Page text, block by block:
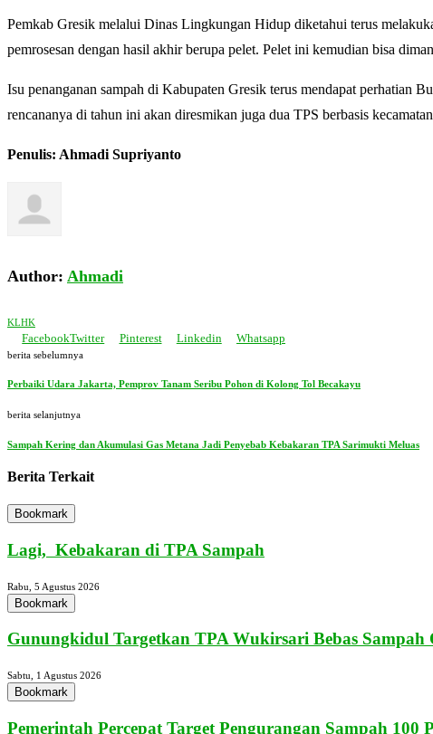
Pemkab Gresik melalui Dinas Lingkungan Hidup diketahui terus
pemrosesan dengan hasil akhir berupa pelet. Pelet ini kemudian bisa
Isu penanganan sampah di Kabupaten Gresik terus mendapat perhatian
rencananya di tahun ini akan diresmikan juga dua TPS berbasis
Penulis: Ahmadi Supriyanto
Author: Ahmadi
KLHK
FacebookTwitter Pinterest Linkedin Whatsapp
berita sebelumnya
Perbaiki Udara Jakarta, Pemprov Tanam Seribu Pohon di Kolong Tol Becakayu
berita selanjutnya
Sampah Kering dan Akumulasi Gas Metana Jadi Penyebab Kebakaran TPA Sarimukti Meluas
Berita Terkait
Bookmark
Lagi, Kebakaran di TPA Sampah
Rabu, 5 Agustus 2026
Bookmark
Gunungkidul Targetkan TPA Wukirsari Bebas
Sabtu, 1 Agustus 2026
Bookmark
Pemerintah Percepat Target Pengurangan Sampah 100